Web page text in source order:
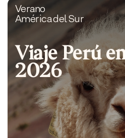
Verano
América del Sur
Viaje Perú
2026